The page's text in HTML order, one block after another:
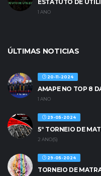
ESTATUTO DE
1 ANO
ÚLTIMAS NOTICIAS
20-11-2024
AMAPE NO TOP 8
1 ANO
29-05-2024
5º TORNEIO DE
2 ANO(S)
29-05-2024
TORNEIO DE